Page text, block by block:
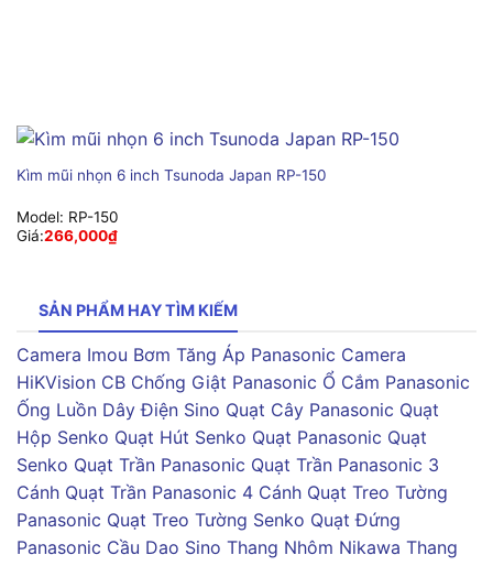
Kìm mũi nhọn 6 inch Tsunoda Japan RP-150
Model: RP-150
Giá:266,000₫
SẢN PHẨM HAY TÌM KIẾM
Camera Imou Bơm Tăng Áp Panasonic Camera
HiKVision CB Chống Giật Panasonic Ổ Cắm Panasonic
Ống Luồn Dây Điện Sino Quạt Cây Panasonic Quạt
Hộp Senko Quạt Hút Senko Quạt Panasonic Quạt
Senko Quạt Trần Panasonic Quạt Trần Panasonic 3
Cánh Quạt Trần Panasonic 4 Cánh Quạt Treo Tường
Panasonic Quạt Treo Tường Senko Quạt Đứng
Panasonic Cầu Dao Sino Thang Nhôm Nikawa Thang